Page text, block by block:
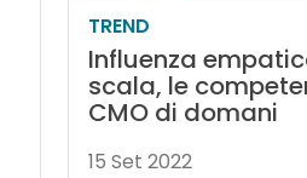
TREND
Influenza
scala, le
CMO di domani
15 Set 2022